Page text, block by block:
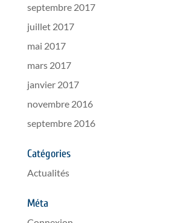
septembre 2017
juillet 2017
mai 2017
mars 2017
janvier 2017
novembre 2016
septembre 2016
Catégories
Actualités
Méta